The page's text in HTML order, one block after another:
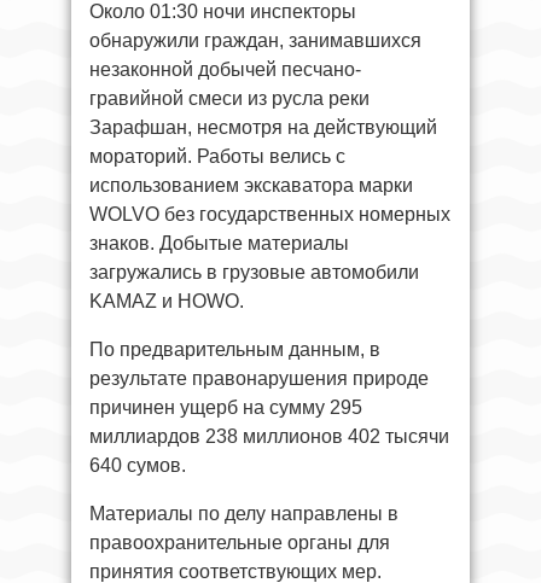
Около 01:30 ночи инспекторы
обнаружили граждан, занимавшихся
незаконной добычей песчано-
гравийной смеси из русла реки
Зарафшан, несмотря на действующий
мораторий. Работы велись с
использованием экскаватора марки
WOLVO без государственных номерных
знаков. Добытые материалы
загружались в грузовые автомобили
KAMAZ и HOWO.
По предварительным данным, в
результате правонарушения природе
причинен ущерб на сумму 295
миллиардов 238 миллионов 402 тысячи
640 сумов.
Материалы по делу направлены в
правоохранительные органы для
принятия соответствующих мер.